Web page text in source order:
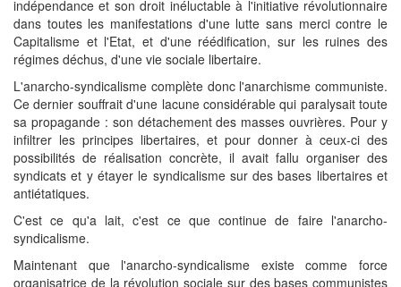
indépendance et son droit inéluctable à l'initiative révolutionnaire
dans toutes les manifestations d'une lutte sans merci contre le
Capitalisme et l'Etat, et d'une réédification, sur les ruines des
régimes déchus, d'une vie sociale libertaire.
L'anarcho-syndicalisme complète donc l'anarchisme communiste.
Ce dernier souffrait d'une lacune considérable qui paralysait toute
sa propagande : son détachement des masses ouvrières. Pour y
infiltrer les principes libertaires, et pour donner à ceux-ci des
possibilités de réalisation concrète, il avait fallu organiser des
syndicats et y étayer le syndicalisme sur des bases libertaires et
antiétatiques.
C'est ce qu'a lait, c'est ce que continue de faire l'anarcho-
syndicalisme.
Maintenant que l'anarcho-syndicalisme existe comme force
organisatrice de la révolution sociale sur des bases communistes